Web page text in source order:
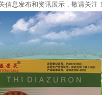
信息发布和资讯展示，敬请关注！